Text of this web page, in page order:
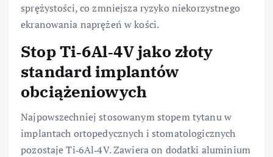
sprężystości, co zmniejsza ryzyko niekorzystnego
ekranowania naprężeń w kości.
Stop Ti‑6Al‑4V jako złoty
standard implantów
obciążeniowych
Najpowszechniej stosowanym stopem tytanu w
implantach ortopedycznych i stomatologicznych
pozostaje Ti‑6Al‑4V. Zawiera on dodatki aluminium